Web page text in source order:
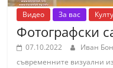
Видео За вас
Фотографски
07.10.2022 Иван
съвременните визуални